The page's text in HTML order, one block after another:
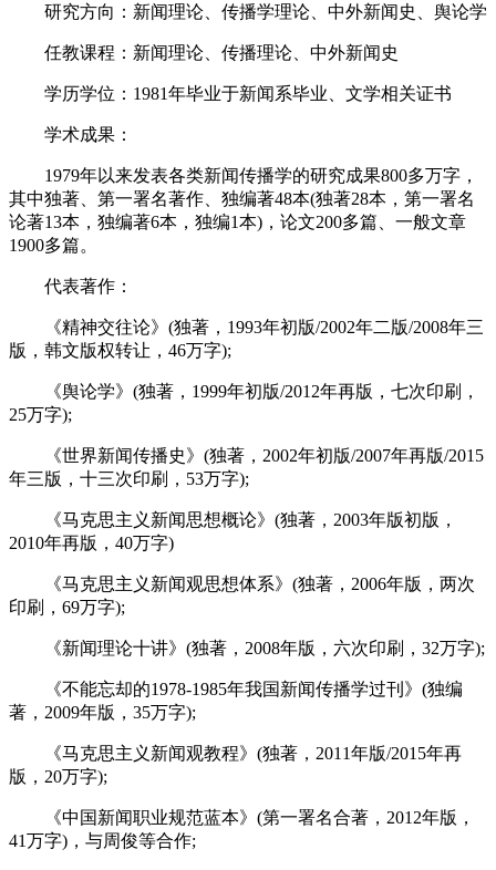
研究方向：新闻理论、传播学理论、中外新闻史、舆论学
任教课程：新闻理论、传播理论、中外新闻史
学历学位：1981年毕业于新闻系毕业、文学相关证书
学术成果：
1979年以来发表各类新闻传播学的研究成果800多万字，
其中独著、第一署名著作、独编著48本(独著28本，第一署名
论著13本，独编著6本，独编1本)，论文200多篇、一般文章
1900多篇。
代表著作：
《精神交往论》(独著，1993年初版/2002年二版/2008年三
版，韩文版权转让，46万字);
《舆论学》(独著，1999年初版/2012年再版，七次印刷，
25万字);
《世界新闻传播史》(独著，2002年初版/2007年再版/2015
年三版，十三次印刷，53万字);
《马克思主义新闻思想概论》(独著，2003年版初版，
2010年再版，40万字)
《马克思主义新闻观思想体系》(独著，2006年版，两次
印刷，69万字);
《新闻理论十讲》(独著，2008年版，六次印刷，32万字);
《不能忘却的1978-1985年我国新闻传播学过刊》(独编
著，2009年版，35万字);
《马克思主义新闻观教程》(独著，2011年版/2015年再
版，20万字);
《中国新闻职业规范蓝本》(第一署名合著，2012年版，
41万字)，与周俊等合作;